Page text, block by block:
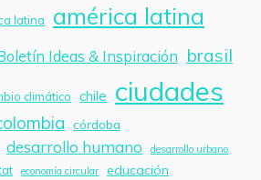
latina américa latina
Ideas & Inspiración brasil
climático chile ciudades
córdoba
desarrollo humano desarrollo urbano
economía circular educación